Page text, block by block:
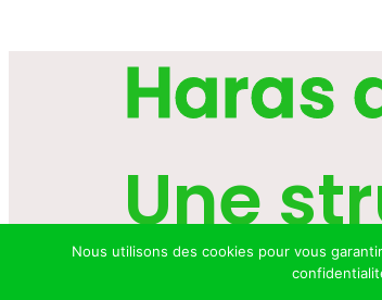
Haras
Une
Nous utilisons des cookies pour vous